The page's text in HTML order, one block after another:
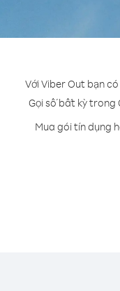
Với Viber Out bạn
Gọi số bất kỳ trong
Mua gói tín dụng